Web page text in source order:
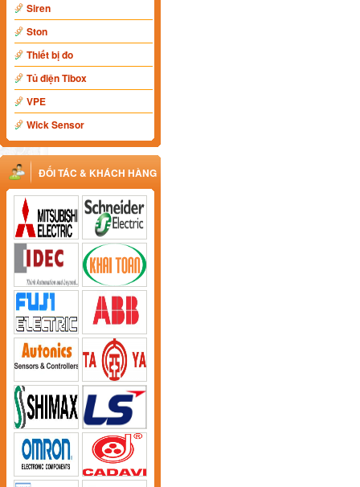
Siren
Ston
Thiết bị đo
Tủ điện Tibox
VPE
Wick Sensor
ĐỐI TÁC & KHÁCH HÀNG